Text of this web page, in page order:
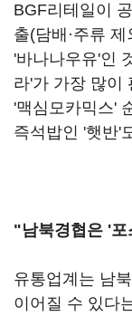
BGF리테일이
출(담배·주류
'바나나우유'인
라'가 가장 많이
'맥심모카믹스'
즉석밥인 '햇반'
"남북경협은 '
유통업계는 남
이어질 수 있다